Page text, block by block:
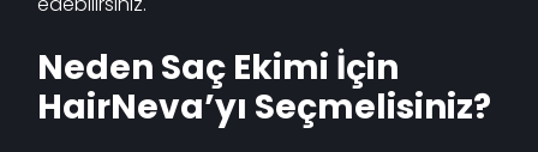
Neden Saç Ekimi İçin
HairNeva’yı Seçmelisiniz?